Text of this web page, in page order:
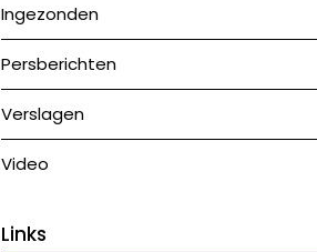
Ingezonden
Persberichten
Verslagen
Video
Links